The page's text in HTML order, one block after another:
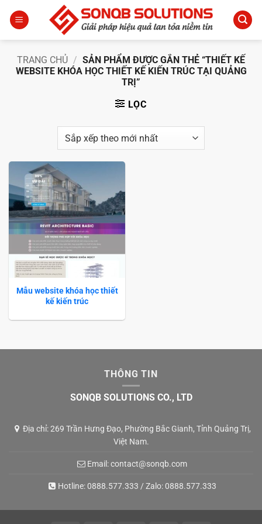
qua
TRANG CHỦ / SẢN PHẨM ĐƯỢC GẮN THẺ “THIẾT KẾ
WEBSITE KHÓA HỌC THIẾT KẾ KIẾN TRÚC TẠI QUẢNG
TRỊ”
LỌC
Mẫu website khóa học thiết
kế kiến trúc
THÔNG TIN
SONQB SOLUTIONS CO., LTD
Địa chỉ: 269 Trần Hưng Đạo, Phường Bắc Gianh, Tỉnh Quảng Trị,
Việt Nam.
Email:contact@sonqb.com
Hotline:0888.577.333 / Zalo:0888.577.333